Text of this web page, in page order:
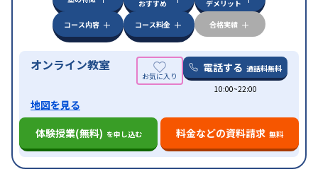
特徴 オンライン対応 1科目から受講可能季節講習の
みの受講可
自習室あり
おすすめ
デメリット
コース内容
コース料金 合格実績
オンライン教室 電話する 通話料無料
10:00~22:00
地図を見る
体験授業(無料) を申し込む 料金などの資料請求 無料